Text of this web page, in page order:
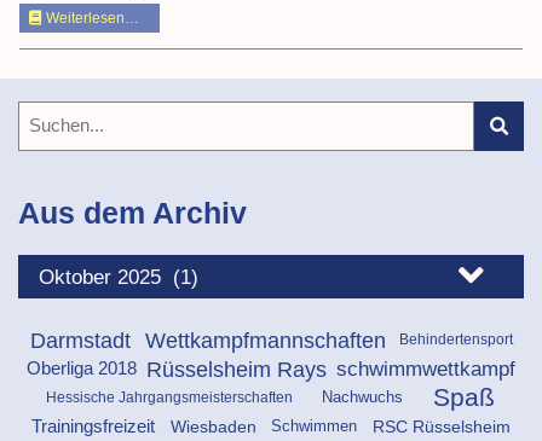
Weiterlesen…
Aus dem Archiv
Darmstadt Wettkampfmannschaften Behindertensport
Oberliga 2018 Rüsselsheim Rays schwimmwettkampf
Hessische Jahrgangsmeisterschaften Nachwuchs Spaß
Trainingsfreizeit Wiesbaden Schwimmen RSC Rüsselsheim